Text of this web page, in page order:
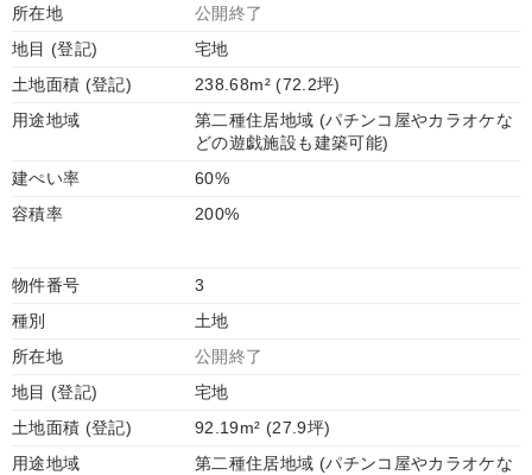
所在地
公開終了
地目 (登記)
宅地
土地面積 (登記)
238.68m² (72.2坪)
用途地域
第二種住居地域 (パチンコ屋やカラオケな
どの遊戯施設も建築可能)
建ぺい率
60%
容積率
200%
物件番号
3
種別
土地
所在地
公開終了
地目 (登記)
宅地
土地面積 (登記)
92.19m² (27.9坪)
用途地域
第二種住居地域 (パチンコ屋やカラオケな